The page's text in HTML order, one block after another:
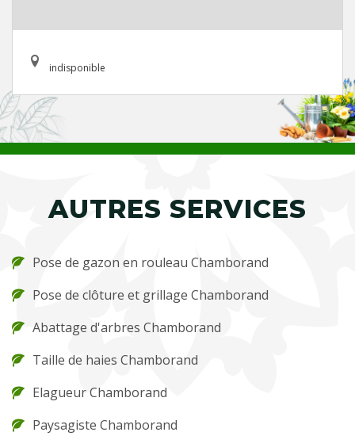
indisponible
AUTRES SERVICES
Pose de gazon en rouleau Chamborand
Pose de clôture et grillage Chamborand
Abattage d'arbres Chamborand
Taille de haies Chamborand
Elagueur Chamborand
Paysagiste Chamborand